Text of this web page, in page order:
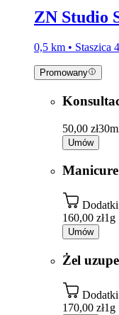
ZN Studio
0,5 km • Staszica
Promowany
50,00 zł
Umów
Dodatki
160,00 zł1g
Umów
Żel
Dodatki
170,00 zł1g